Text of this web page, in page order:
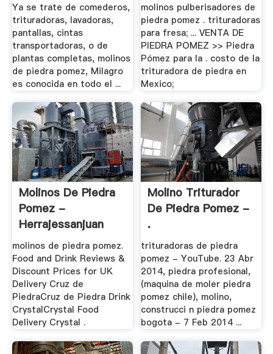
Ya se trate de comederos,
trituradoras, lavadoras,
pantallas, cintas
transportadoras, o de
plantas completas, molinos
de piedra pomez, Milagro
es conocida en todo el ...
molinos pulberisadores de
piedra pomez . trituradoras
para fresa; ... VENTA DE
PIEDRA POMEZ >> Piedra
Pómez para la . costo de la
trituradora de piedra en
Mexico;
Molinos De Piedra
Pomez -
Herrajessanjuan
molinos de piedra pomez.
Food and Drink Reviews &
Discount Prices for UK
Delivery Cruz de
PiedraCruz de Piedra Drink
CrystalCrystal Food
Delivery Crystal .
Molino Triturador
De Piedra Pomez -
.
trituradoras de piedra
pomez - YouTube. 23 Abr
2014, piedra profesional,
(maquina de moler piedra
pomez chile), molino,
construcci n piedra pomez
bogota - 7 Feb 2014 ...